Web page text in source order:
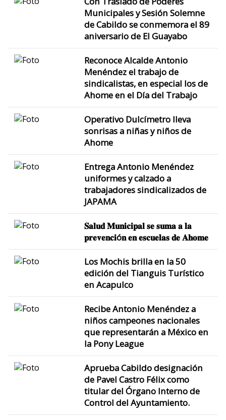
Municipales y Sesión Solemne
de Cabildo se conmemora el 89
aniversario de El Guayabo
Reconoce Alcalde Antonio
Menéndez el trabajo de
sindicalistas, en especial los de
Ahome en el Día del Trabajo
Operativo Dulcímetro lleva
sonrisas a niñas y niños de
Ahome
Entrega Antonio Menéndez
uniformes y calzado a
trabajadores sindicalizados de
JAPAMA
𝐒𝐚𝐥𝐮𝐝 𝐌𝐮𝐧𝐢𝐜𝐢𝐩𝐚𝐥 𝐬𝐞 𝐬𝐮𝐦𝐚 𝐚 𝐥𝐚
𝐩𝐫𝐞𝐯𝐞𝐧𝐜𝐢ó𝐧 𝐞𝐧 𝐞𝐬𝐜𝐮𝐞𝐥𝐚𝐬 𝐝𝐞 𝐀𝐡𝐨𝐦𝐞
Los Mochis brilla en la 50
edición del Tianguis Turístico
en Acapulco
Recibe Antonio Menéndez a
niños campeones nacionales
que representarán a México en
la Pony League
Aprueba Cabildo designación
de Pavel Castro Félix como
titular del Órgano Interno de
Control del Ayuntamiento.